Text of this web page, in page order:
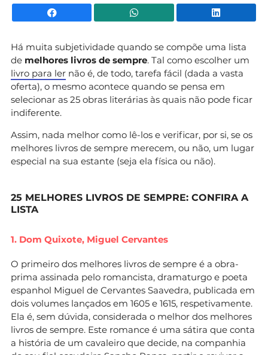
Facebook WhatsApp
Há muita subjetividade quando se compõe uma lista
de melhores livros de sempre. Tal como escolher um
livro para ler não é, de todo, tarefa fácil (dada a vasta
oferta), o mesmo acontece quando se pensa em
selecionar as 25 obras literárias às quais não pode ficar
indiferente.
Assim, nada melhor como lê-los e verificar, por si, se os
melhores livros de sempre merecem, ou não, um lugar
especial na sua estante (seja ela física ou não).
25 MELHORES LIVROS DE SEMPRE: CONFIRA A
LISTA
1. Dom Quixote, Miguel Cervantes
O primeiro dos melhores livros de sempre é a obra-
prima assinada pelo romancista, dramaturgo e poeta
espanhol Miguel de Cervantes Saavedra, publicada em
dois volumes lançados em 1605 e 1615, respetivamente.
Ela é, sem dúvida, considerada o melhor dos melhores
livros de sempre. Este romance é uma sátira que conta
a história de um cavaleiro que decide, na companhia